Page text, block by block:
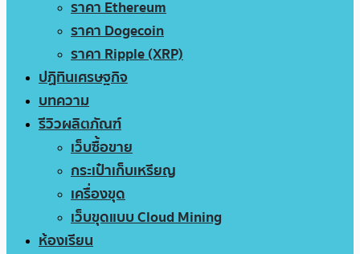
ราคา Ethereum
ราคา Dogecoin
ราคา Ripple (XRP)
ปฏิทินเศรษฐกิจ
บทความ
รีวิวผลิตภัณฑ์
เว็บซื้อขาย
กระเป๋าเก็บเหรียญ
เครื่องขุด
เว็บขุดแบบ Cloud Mining
ห้องเรียน